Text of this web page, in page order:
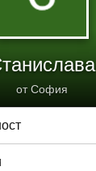
от София